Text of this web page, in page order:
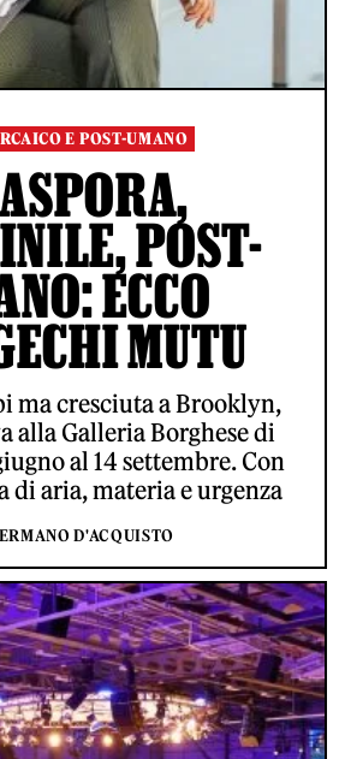
E POST-UMANO
POST-
ECCO
MUTU
ma cresciuta a Brooklyn,
alla Galleria Borghese di
al 14 settembre. Con
di aria, materia e urgenza
D'ACQUISTO